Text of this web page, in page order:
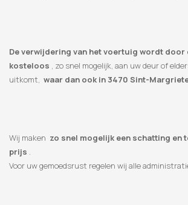
De verwijdering van het voertuig wordt
kosteloos , zo snel mogelijk, aan uw deur of
uitkomt, waar dan ook in 3470 Sint-
Wij maken zo snel mogelijk een schatting en
prijs .
Voor uw gemoedsrust regelen wij alle